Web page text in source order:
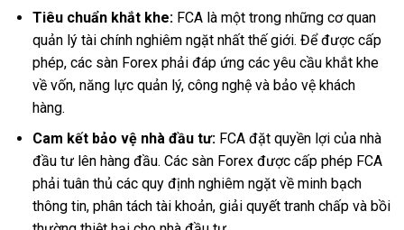
Tiêu chuẩn khắt khe:FCA là một trong những cơ quan
quản lý tài chính nghiêm ngặt nhất thế giới. Để được cấp
phép, các sàn Forex phải đáp ứng các yêu cầu khắt khe
về vốn, năng lực quản lý, công nghệ và bảo vệ khách
hàng.
Cam kết bảo vệ nhà đầu tư:FCA đặt quyền lợi của nhà
đầu tư lên hàng đầu. Các sàn Forex được cấp phép FCA
phải tuân thủ các quy định nghiêm ngặt về minh bạch
thông tin, phân tách tài khoản, giải quyết tranh chấp và bồi